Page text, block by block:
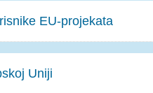
EU-projekata
Uniji